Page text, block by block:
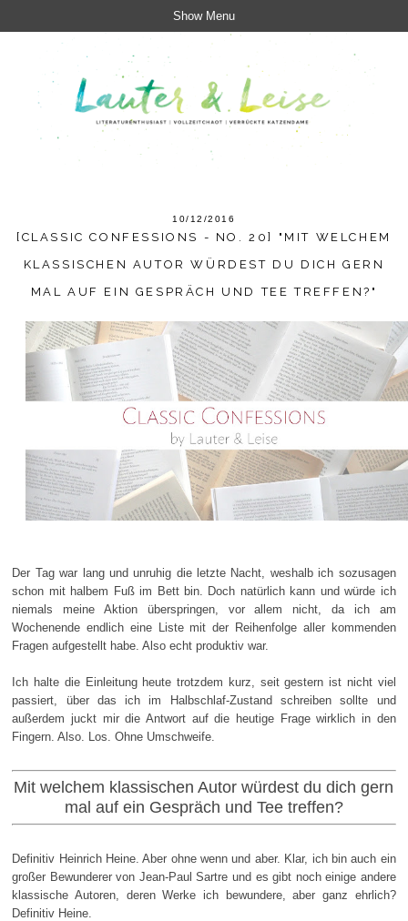
Show Menu
10/12/2016
[CLASSIC CONFESSIONS - NO. 20] "MIT WELCHEM
KLASSISCHEN AUTOR WÜRDEST DU DICH GERN
MAL AUF EIN GESPRÄCH UND TEE TREFFEN?"
Der Tag war lang und unruhig die letzte Nacht, weshalb ich sozusagen
schon mit halbem Fuß im Bett bin. Doch natürlich kann und würde ich
niemals meine Aktion überspringen, vor allem nicht, da ich am
Wochenende endlich eine Liste mit der Reihenfolge aller kommenden
Fragen aufgestellt habe. Also echt produktiv war.
Ich halte die Einleitung heute trotzdem kurz, seit gestern ist nicht viel
passiert, über das ich im Halbschlaf-Zustand schreiben sollte und
außerdem juckt mir die Antwort auf die heutige Frage wirklich in den
Fingern. Also. Los. Ohne Umschweife.
Mit welchem klassischen Autor würdest du dich gern
mal auf ein Gespräch und Tee treffen?
Definitiv Heinrich Heine. Aber ohne wenn und aber. Klar, ich bin auch ein
großer Bewunderer von Jean-Paul Sartre und es gibt noch einige andere
klassische Autoren, deren Werke ich bewundere, aber ganz ehrlich?
Definitiv Heine.